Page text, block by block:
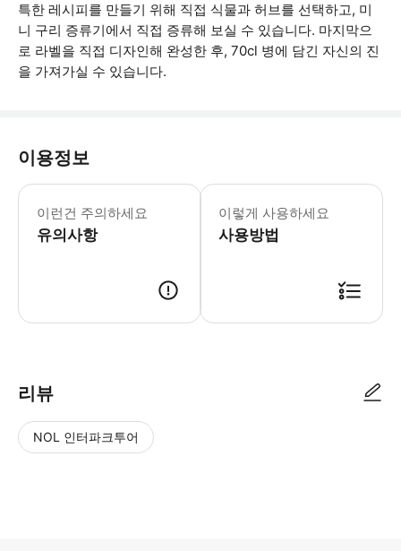
특한 레시피를 만들기 위해 직접 식물과 허브를 선택하고, 미
니 구리 증류기에서 직접 증류해 보실 수 있습니다. 마지막으
로 라벨을 직접 디자인해 완성한 후, 70cl 병에 담긴 자신의 진
을 가져가실 수 있습니다.
이용정보
이런건 주의하세요
유의사항
* 소요시간 : 120분 (옵션에 따라 소요
이렇게 사용하세요
사용방법
리뷰
NOL 인터파크투어